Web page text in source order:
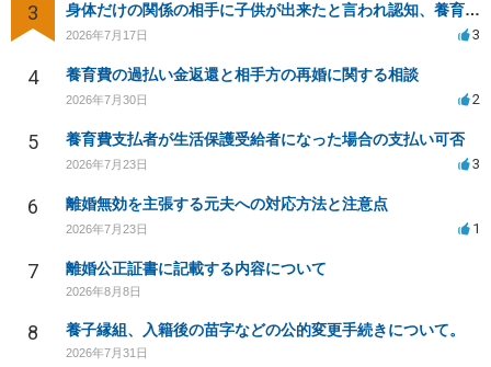
3 身体だけの関係の相手に子供が出来たと言われ認知、養育費を要求されているが自身の子供か分からない
2026年7月17日 3
4 養育費の過払い金返還と相手方の再婚に関する相談
2026年7月30日 2
5 養育費支払者が生活保護受給者になった場合の支払い可否
2026年7月23日 3
6 離婚無効を主張する元夫への対応方法と注意点
2026年7月23日 1
7 離婚公正証書に記載する内容について
2026年8月8日
8 養子縁組、入籍後の苗字などの公的変更手続きについて。
2026年7月31日